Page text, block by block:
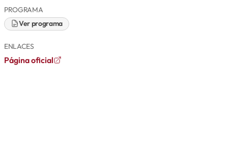
PROGRAMA
Ver programa
ENLACES
Página oficial